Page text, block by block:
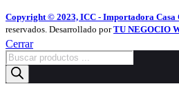
Copyright © 2023, ICC - Importadora Casa
reservados. Desarrollado porTU NEGOCIO
Cerrar
Búsqueda
de
productos